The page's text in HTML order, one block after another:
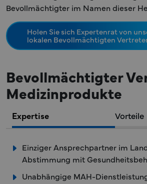
Bevollmächtigter im Namen dieser
Holen Sie sich Expertenrat von
lokalen Bevollmächtigten
Bevollmächtigter
Medizinprodukte
Expertise Vorteile
Einziger Ansprechpartner im
Abstimmung mit
Unabhängige MAH-